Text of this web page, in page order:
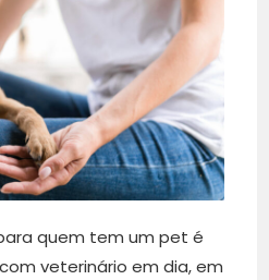
quem tem um pet é
veterinário em dia, em